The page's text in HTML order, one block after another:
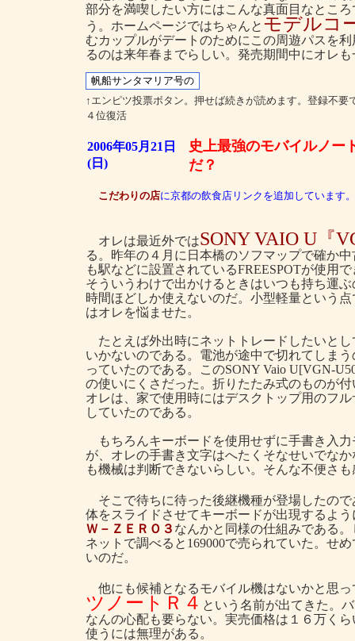
部分を満喫したい方にはこんな真面目なとこ
う。ホームページではちゃんと モデルコ
むカップルがデートのためにこの周遊パスを
るのは来年春までらしい。発売期間中にオレ
↑エンピツ投票ボタン。押せば続きが読めます。登録不要
４位復活
2006年05月21日
(日)
史上最強のモバイルノー
だ？
こだわりの店に京都の飲食店リンクを追加しています
オレは最近外ではSONY VAIO U『
る。昨年の４月に日本橋のソフマップで確か
も駅などに設置されているFREESPOTが使用
そういうわけで出かけるときはいつも持ち運
時間ほどしか使えないのだ。小型軽量という
はオレを悩ませた。
たとえば外出時にネットトレードしたいと
いかないのである。電池が途中で切れてしま
っていたのである。このSONY Vaio U[VGN-
の使いにくさだった。折りたたみ式のものが
オレは、家で使用時にはデスクトップ用のフ
していたのである。
もちろんキーボードを使用せずに手書き入
が、オレの手書き文字はへたくそなせいでな
も機械は判断できないらしい。そんな不便さ
そこで待ちに待った後継機種が登場したので
体をスライドさせてキーボードが出現するよ
Ｗ－ＺＥＲＯ３ なんかと同様の仕組みである
ネットで調べると169000で売られていた。せ
いのだ。
他にも候補となるモバイル機はないかと思
ツノートＲ４ という名前が出てきた。
なんの心配も要らない。実売価格は１６万く
使うには無理がある。